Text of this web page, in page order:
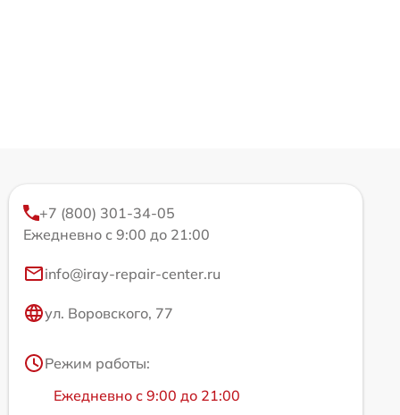
+7 (800) 301-34-05
Ежедневно с 9:00 до 21:00
info@iray-repair-center.ru
ул. Воровского, 77
Режим работы:
Ежедневно с 9:00 до 21:00